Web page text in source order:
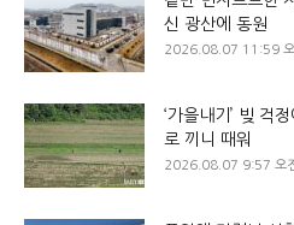
신 광산에 동원
2026.08.07 11:59 오
‘가을내기’ 빚 걱
로 끼니 때워
2026.08.07 9:57 오